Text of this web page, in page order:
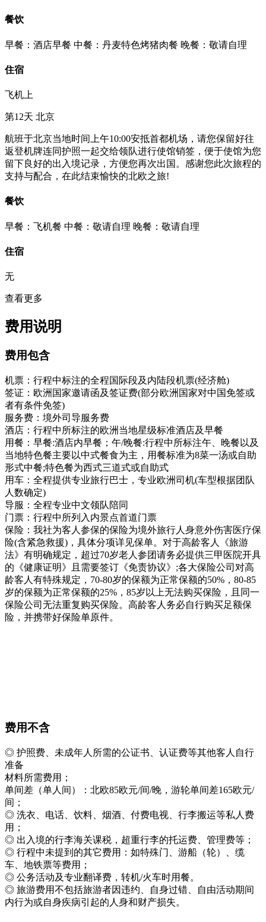
餐饮
早餐：酒店早餐 中餐：丹麦特色烤猪肉餐 晚餐：敬请自理
住宿
飞机上
第12天 北京
航班于北京当地时间上午10:00安抵首都机场，请您保留好往
返登机牌连同护照一起交给领队进行使馆销签，便于使馆为您
留下良好的出入境记录，方便您再次出国。感谢您此次旅程的
支持与配合，在此结束愉快的北欧之旅!
餐饮
早餐：飞机餐 中餐：敬请自理 晚餐：敬请自理
住宿
无
查看更多
费用说明
费用包含
机票：行程中标注的全程国际段及内陆段机票(经济舱)
签证：欧洲国家邀请函及签证费(部分欧洲国家对中国免签或
者有条件免签)
服务费：境外司导服务费
酒店：行程中所标注的欧洲当地星级标准酒店及早餐
用餐：早餐:酒店内早餐；午/晚餐:行程中所标注午、晚餐以及
当地特色餐主要以中式餐食为主，用餐标准为8菜一汤或自助
形式中餐;特色餐为西式三道式或自助式
用车：全程提供专业旅行巴士，专业欧洲司机(车型根据团队
人数确定)
导服：全程专业中文领队陪同
门票：行程中所列入内景点首道门票
保险：我社为客人参保的保险为境外旅行人身意外伤害医疗保
险(含紧急救援)，具体分项详见保单。对于高龄客人《旅游
法》有明确规定，超过70岁老人参团请务必提供三甲医院开具
的《健康证明》且需要签订《免责协议》;各大保险公司对高
龄客人有特殊规定，70-80岁的保额为正常保额的50%，80-85
岁的保额为正常保额的25%，85岁以上无法购买保险，且同一
保险公司无法重复购买保险。高龄客人务必自行购买足额保
险，并携带好保险单原件。
费用不含
◎ 护照费、未成年人所需的公证书、认证费等其他客人自行
准备
材料所需费用；
单间差（单人间）：北欧85欧元/间/晚，游轮单间差165欧元/
间；
◎ 洗衣、电话、饮料、烟酒、付费电视、行李搬运等私人费
用；
◎ 出入境的行李海关课税，超重行李的托运费、管理费等；
◎ 行程中未提到的其它费用：如特殊门、游船（轮）、缆
车、地铁票等费用；
◎ 公务活动及专业翻译费，转机/火车时用餐。
◎ 旅游费用不包括旅游者因违约、自身过错、自由活动期间
内行为或自身疾病引起的人身和财产损失。